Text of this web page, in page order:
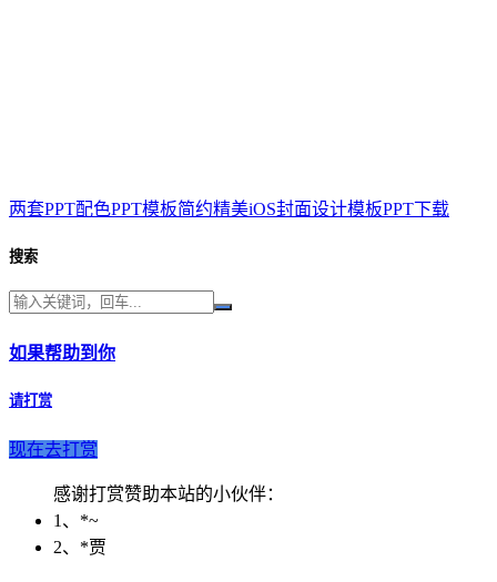
两套PPT配色PPT模板简约精美iOS封面设计模板PPT下载
搜索
如果帮助到你
请打赏
现在去打赏
感谢打赏赞助本站的小伙伴：
1、*~
2、*贾